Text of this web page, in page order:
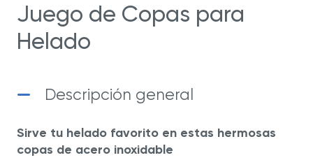
Juego de Copas para
Helado
Descripción general
Sirve tu helado favorito en estas hermosas
copas de acero inoxidable